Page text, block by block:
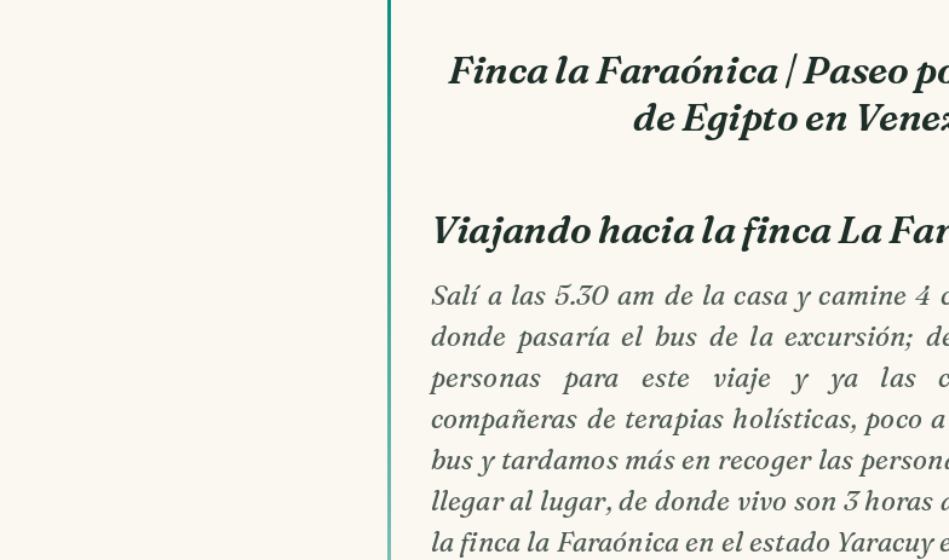
Finca la Faraónica | Paseo
de Egipto en
Viajando hacia la finca La
Salí a las 5.30 am de la casa y camine 4
donde pasaría el bus de la excursión;
personas para este viaje y ya las
compañeras de terapias holísticas, poco
bus y tardamos más en recoger las
llegar al lugar, de donde vivo son 3
la finca la Faraónica en el estado Yaracuy